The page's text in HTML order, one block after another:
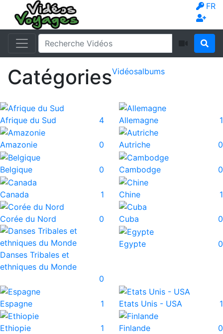
FR
CatégoriesVidéosalbums
Afrique du Sud 4 Allemagne 1
Amazonie 0 Autriche 0
Belgique 0 Cambodge 0
Canada 1 Chine 1
Corée du Nord 0 Cuba 0
Danses Tribales et
ethniques du Monde
0
Egypte 0
Espagne 1 Etats Unis - USA 1
Ethiopie 1 Finlande 0